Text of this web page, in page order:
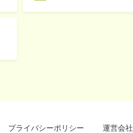
プライバシーポリシー 運営会社